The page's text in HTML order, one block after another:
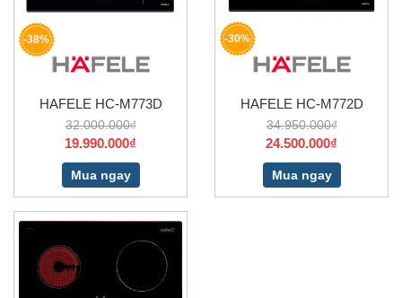
-38%
HAFELE HC-M773D
32.000.000₫
19.990.000₫
Mua ngay
-30%
HAFELE HC-M772D
34.950.000₫
24.500.000₫
Mua ngay